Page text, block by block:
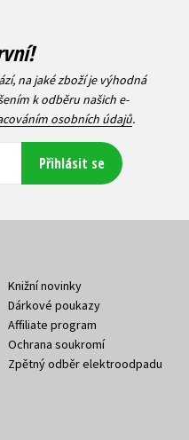
na jaké zboží je výhodná
k odběru našich e-
osobních údajů.
Přihlásit se
Knižní novinky
Dárkové poukazy
Affiliate program
Ochrana soukromí
Zpětný odběr elektroodpadu